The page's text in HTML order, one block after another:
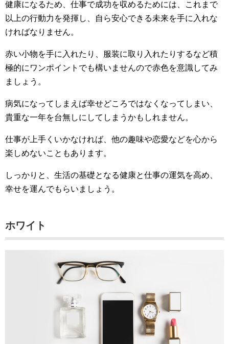
健康になるため、仕事で成功を収めるためには、これまで
以上の行動力を発揮し、自ら安心できる未来を手に入れな
ければなりません。
赤い小物を手に入れたり、服装に取り入れたりするなど積
極的にワンポイントでも構いませんので赤色を意識してみ
ましょう。
病気になってしまえば幸せどころではなくなってしまい、
貴重な一年を台無しにしてしまうかもしれません。
仕事が上手くいかなければ、他の趣味や恋愛などを心から
楽しめないこともあります。
しっかりと、生活の基礎となる健康と仕事の運気を高め、
幸せを運んでもらいましょう。
ホワイト